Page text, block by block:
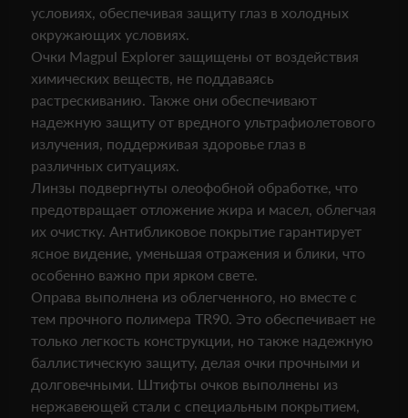
условиях, обеспечивая защиту глаз в холодных
окружающих условиях.
Очки Magpul Explorer защищены от воздействия
химических веществ, не поддаваясь
растрескиванию. Также они обеспечивают
надежную защиту от вредного ультрафиолетового
излучения, поддерживая здоровье глаз в
различных ситуациях.
Линзы подвергнуты олеофобной обработке, что
предотвращает отложение жира и масел, облегчая
их очистку. Антибликовое покрытие гарантирует
ясное видение, уменьшая отражения и блики, что
особенно важно при ярком свете.
Оправа выполнена из облегченного, но вместе с
тем прочного полимера TR90. Это обеспечивает не
только легкость конструкции, но также надежную
баллистическую защиту, делая очки прочными и
долговечными. Штифты очков выполнены из
нержавеющей стали с специальным покрытием,